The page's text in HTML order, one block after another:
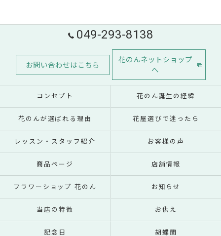
049-293-8138
お問い合わせはこちら
花のんネットショップ
へ
コンセプト 花のん誕生の経緯
花のんが選ばれる理由 花屋選びで迷ったら
レッスン・スタッフ紹介 お客様の声
商品ページ 店舗情報
フラワーショップ 花のん お知らせ
当店の特徴 お供え
記念日 胡蝶蘭